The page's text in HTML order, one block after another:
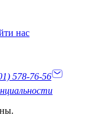
нас
578-76-56